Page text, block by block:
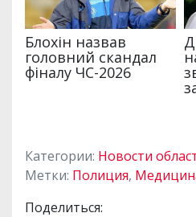
Категории: Новости
Метки: Полиция,
Поделиться: